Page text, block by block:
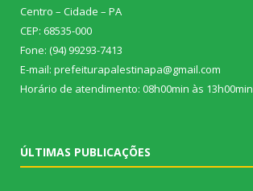
Centro – Cidade – PA
CEP: 68535-000
Fone: (94) 99293-7413
E-mail: prefeiturapalestinapa@gmail.com
Horário de atendimento: 08h00min às 13h00min
ÚLTIMAS PUBLICAÇÕES